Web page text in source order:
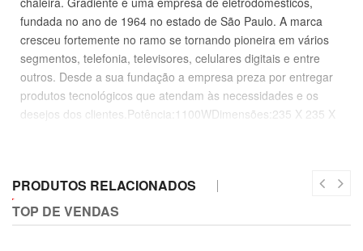
fundada no ano de 1964 no estado de São Paulo. A marca
cresceu fortemente no ramo se tornando pioneira em vários
segmentos, telefonia, televisores, celulares digitais e entre
outros. Desde a sua fundação a empresa preza por entregar
produtos tecnológicos que atendam às necessidades e os
desejos dos clientes.Potência:1100WDimensões:235 X 235 X
PRODUTOS RELACIONADOS
TOP DE VENDAS